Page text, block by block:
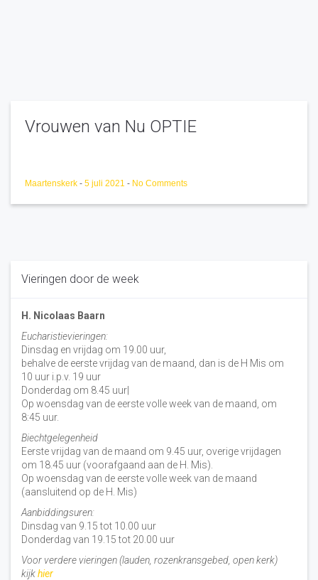
Vrouwen van Nu OPTIE
Maartenskerk - 5 juli 2021 - No Comments
Vieringen door de week
H. Nicolaas Baarn
Eucharistievieringen:
Dinsdag en vrijdag om 19.00 uur,
behalve de eerste vrijdag van de maand, dan is de H Mis om
10 uur i.p.v. 19 uur
Donderdag om 8.45 uur|
Op woensdag van de eerste volle week van de maand, om
8:45 uur.
Biechtgelegenheid
Eerste vrijdag van de maand om 9.45 uur, overige vrijdagen
om 18.45 uur (voorafgaand aan de H. Mis).
Op woensdag van de eerste volle week van de maand
(aansluitend op de H. Mis)
Aanbiddingsuren:
Dinsdag van 9.15 tot 10.00 uur
Donderdag van 19.15 tot 20.00 uur
Voor verdere vieringen (lauden, rozenkransgebed, open kerk)
kijkhier